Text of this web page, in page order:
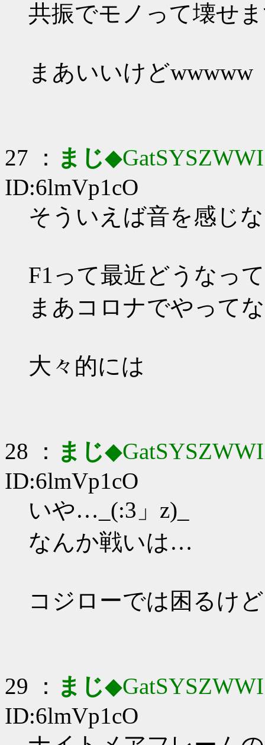
共振でモノって壊せ
まあいいけどwwwww
27 ： まじ◆GatSYSZWWI
ID:6lmVp1cO
そういえば音を感じ
F1って最近どうなっ
まあコロナでやって
大々的には
28 ： まじ◆GatSYSZWWI
ID:6lmVp1cO
いや…_(:3」z)_
なんか戦いは…
コジローでは困るけ
29 ： まじ◆GatSYSZWWI
ID:6lmVp1cO